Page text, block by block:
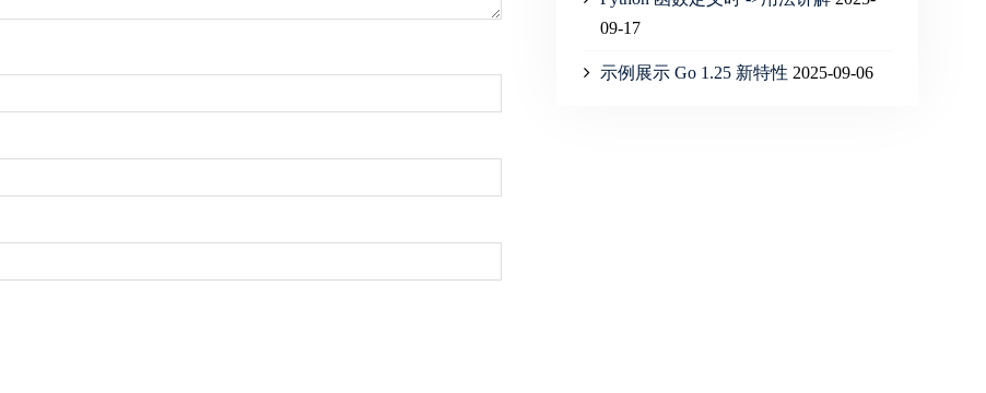
09-17
示例展示 Go 1.25 新特性 2025-09-06